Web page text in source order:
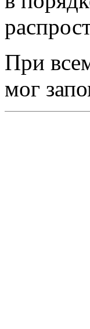
При
мог